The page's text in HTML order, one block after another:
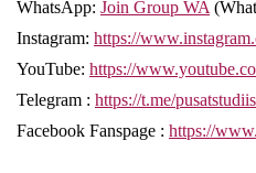
WhatsApp: Join Group WA
Instagram: https://
YouTube: https://
Telegram : https://t.me/
Facebook Fanspage : https://